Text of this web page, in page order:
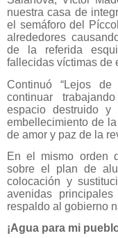
nuestra casa de
el semáforo del
alrededores
de la referida
fallecidas víctimas de
Continuó “Lejos
continuar
espacio destruido y
embellecimiento de
de amor y paz de la
En el mismo orden
sobre el plan de
colocación y
avenidas
respaldo al gobierno
¡Agua para mi